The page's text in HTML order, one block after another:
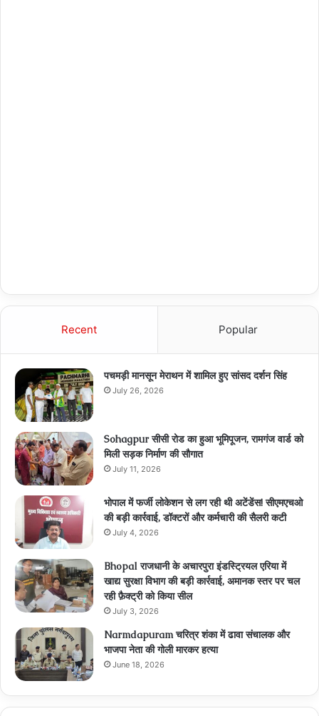
Recent Popular
पचमड़ी मानसून मेराथन में शामिल हुए सांसद दर्शन सिंह
July 26, 2026
Sohagpur सीसी रोड का हुआ भूमिपूजन, रामगंज वार्ड को
मिली सड़क निर्माण की सौगात
July 11, 2026
भोपाल में फर्जी लोकेशन से लग रही थी अटेंडेंस! सीएमएचओ
की बड़ी कार्रवाई, डॉक्टरों और कर्मचारी की सैलरी कटी
July 4, 2026
Bhopal राजधानी के अचारपुरा इंडस्ट्रियल एरिया में
खाद्य सुरक्षा विभाग की बड़ी कार्रवाई, अमानक स्तर पर चल
रही फ़ैक्ट्री को किया सील
July 3, 2026
Narmdapuram चरित्र शंका में ढावा संचालक और
भाजपा नेता की गोली मारकर हत्या
June 18, 2026